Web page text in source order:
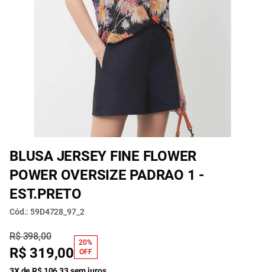
BLUSA JERSEY FINE FLOWER
POWER OVERSIZE PADRAO 1 -
EST.PRETO
Cód.: 59D4728_97_2
R$ 398,00
R$ 319,00
20%
OFF